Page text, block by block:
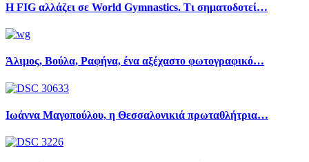
Η FIG αλλάζει σε World Gymnastics. Τι σηματοδοτεί…
Άλιμος, Βούλα, Ραφήνα, ένα αξέχαστο φωτογραφικό…
Ιωάννα Μαγοπούλου, η Θεσσαλονικιά πρωταθλήτρια…